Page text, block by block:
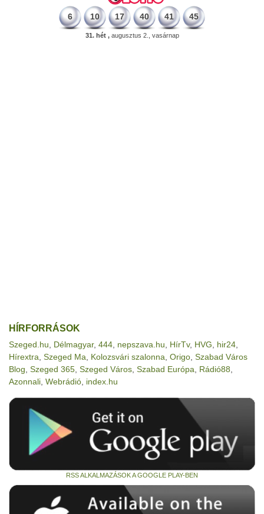
6 10 17 40 41 45
31. hét ,augusztus 2., vasárnap
HÍRFORRÁSOK
Szeged.hu Délmagyar, 444 nepszava.hu HírTv, HVG hir24
Hírextra Szeged Ma Kolozsvári szalonna Origo Szabad Város
Blog Szeged 365 Szeged Város Szabad Európa Rádió88
Azonnali Webrádió index.hu
RSS ALKALMAZÁSOK A GOOGLE PLAY-BEN